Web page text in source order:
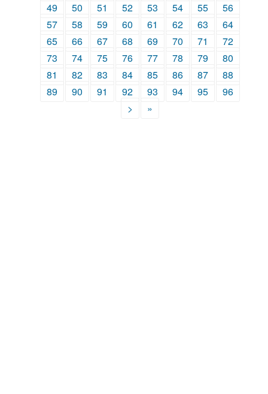
49
50 51 52 53 54 55
56
57
58 59 60 61 62 63
64
65
66 67 68 69 70 71
72
73
74 75 76 77 78 79
80
81
82 83 84 85 86 87
88
89
90 91 92 93 94 95
96
>
»